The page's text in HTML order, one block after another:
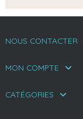
NOUS CONTACTER
MON COMPTE
CATÉGORIES